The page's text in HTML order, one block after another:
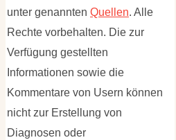
unter genannten Quellen. Alle
Rechte vorbehalten. Die zur
Verfügung gestellten
Informationen sowie die
Kommentare von Usern können
nicht zur Erstellung von
Diagnosen oder